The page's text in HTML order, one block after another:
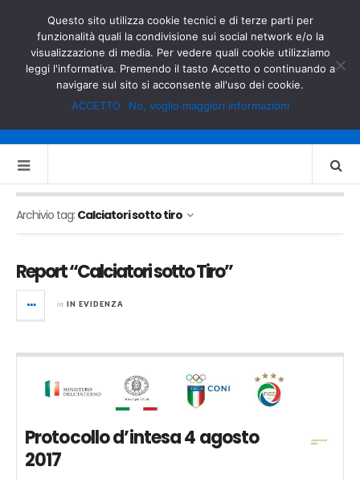
MINISTERO DELL’INTERNO
GOVERNO.IT
Archivio tag: Calciatori sotto tiro
Report “Calciatori sotto Tiro”
in IN EVIDENZA
Protocollo d’intesa 4 agosto
2017
Questo sito utilizza cookie tecnici e di terze parti per
funzionalità quali la condivisione sui social network e/o la
visualizzazione di media. Per vedere quali cookie utilizziamo
leggi l'informativa. Premendo il tasto Accetto o continuando a
navigare sul sito si acconsente all'uso dei cookie.
ACCETTO
No, voglio maggiori informazioni